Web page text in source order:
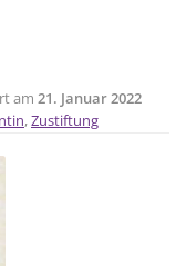
am 21. Januar 2022
,Zustiftung